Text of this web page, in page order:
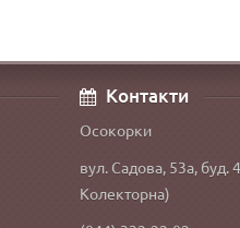
Контакти
Осокорки
вул. Садова, 53а, буд.
Колекторна)